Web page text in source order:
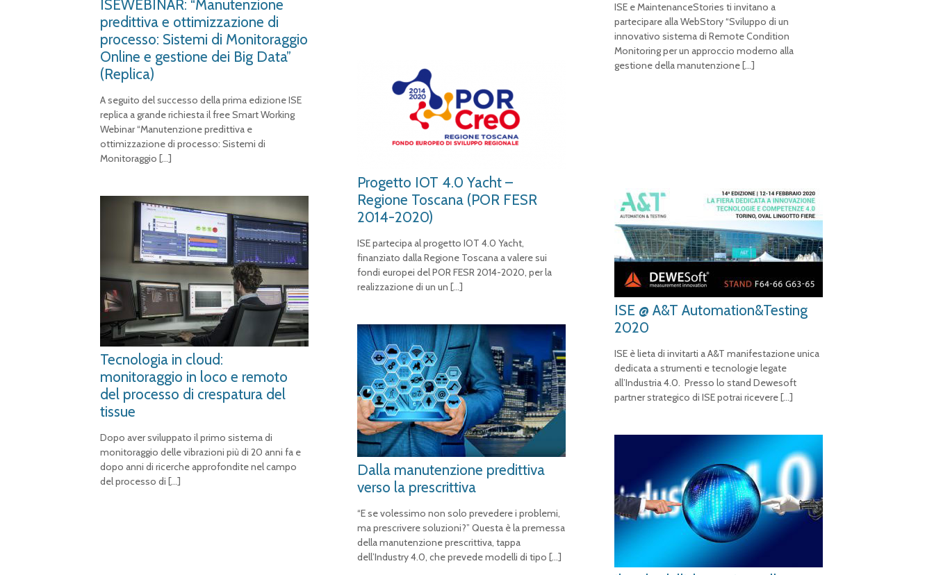
ISE e MaintenanceStories ti invitano a
partecipare alla WebStory “Sviluppo di un
innovativo sistema di Remote Condition
Monitoring per un approccio moderno alla
gestione della manutenzione[…]
ISEWEBINAR: “Manutenzione
predittiva e ottimizzazione di
processo: Sistemi di Monitoraggio
Online e gestione dei Big Data”
(Replica)
A seguito del successo della prima edizione ISE
replica a grande richiesta il free Smart Working
Webinar “Manutenzione predittiva e
ottimizzazione di processo: Sistemi di
Monitoraggio […]
Progetto IOT 4.0 Yacht –
Regione Toscana (POR FESR
2014-2020)
ISE partecipa al progetto IOT 4.0 Yacht,
finanziato dalla Regione Toscana a valere sui
fondi europei del POR FESR 2014-2020, per la
realizzazione di un un […]
ISE @ A&T Automation&Testing
2020
ISE è lieta di invitarti a A&T manifestazione unica
dedicata a strumenti e tecnologie legate
all’Industria 4.0. Presso lo stand Dewesoft
partner strategico di ISE potrai ricevere[…]
Tecnologia in cloud:
monitoraggio in loco e remoto
del processo di crespatura del
tissue
Dopo aver sviluppato il primo sistema di
monitoraggio delle vibrazioni più di 20 anni fa e
dopo anni di ricerche approfondite nel campo
del processo di […]
Dalla manutenzione predittiva
verso la prescrittiva
“E se volessimo non solo prevedere i problemi,
ma prescrivere soluzioni?” Questa è la premessa
della manutenzione prescrittiva, tappa
dell’Industry 4.0, che prevede modelli di tipo […]